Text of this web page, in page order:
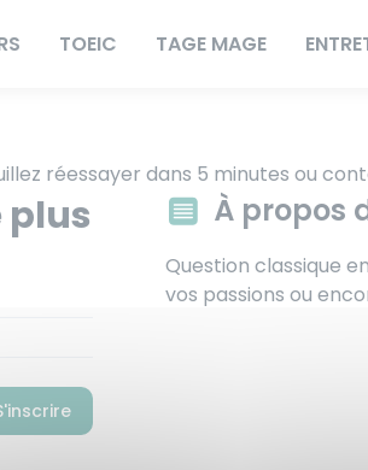
TOEIC TAGE MAGE
réessayer dans 5 minutes ou
plus
À propos
Question classique
vos passions ou